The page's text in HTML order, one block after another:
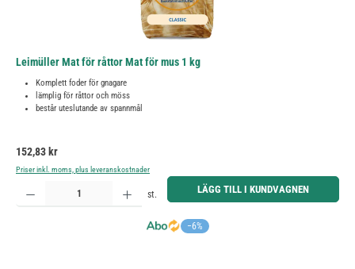
Leimüller Mat för råttor Mat för mus 1 kg
Komplett foder för gnagare
lämplig för råttor och möss
består uteslutande av spannmål
Ordinarie pris:
152,83 kr
Priser inkl. moms, plus leveranskostnader
−6%
Produktkvantitet: Ange önskat belopp eller använd knapparna för att öka eller minska kvantiteten.
st. LÄGG TILL I KUNDVAGNEN